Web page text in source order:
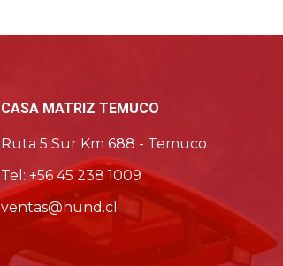
CASA MATRIZ TEMUCO
Ruta 5 Sur Km 688 - Temuco
Tel: +56 45 238 1009
ventas@hund.cl